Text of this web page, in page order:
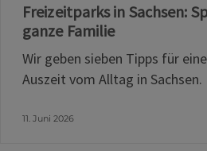
Freizeitparks in Sachsen:
ganze Familie
Wir geben sieben Tipps für
Auszeit vom Alltag in Sachsen.
11. Juni 2026